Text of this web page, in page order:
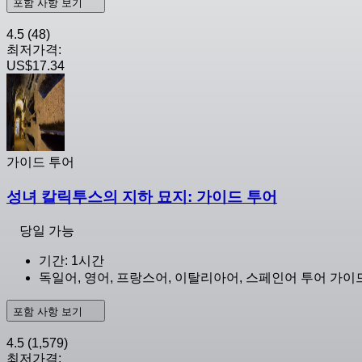
포함 사항 보기
4.5 (48)
최저가격:
US$17.34
가이드 투어
성녀 칼릭투스의 지하 묘지: 가이드 투어
당일 가능
기간: 1시간
독일어, 영어, 프랑스어, 이탈리아어, 스페인어 투어 가이
포함 사항 보기
4.5 (1,579)
최저가격: